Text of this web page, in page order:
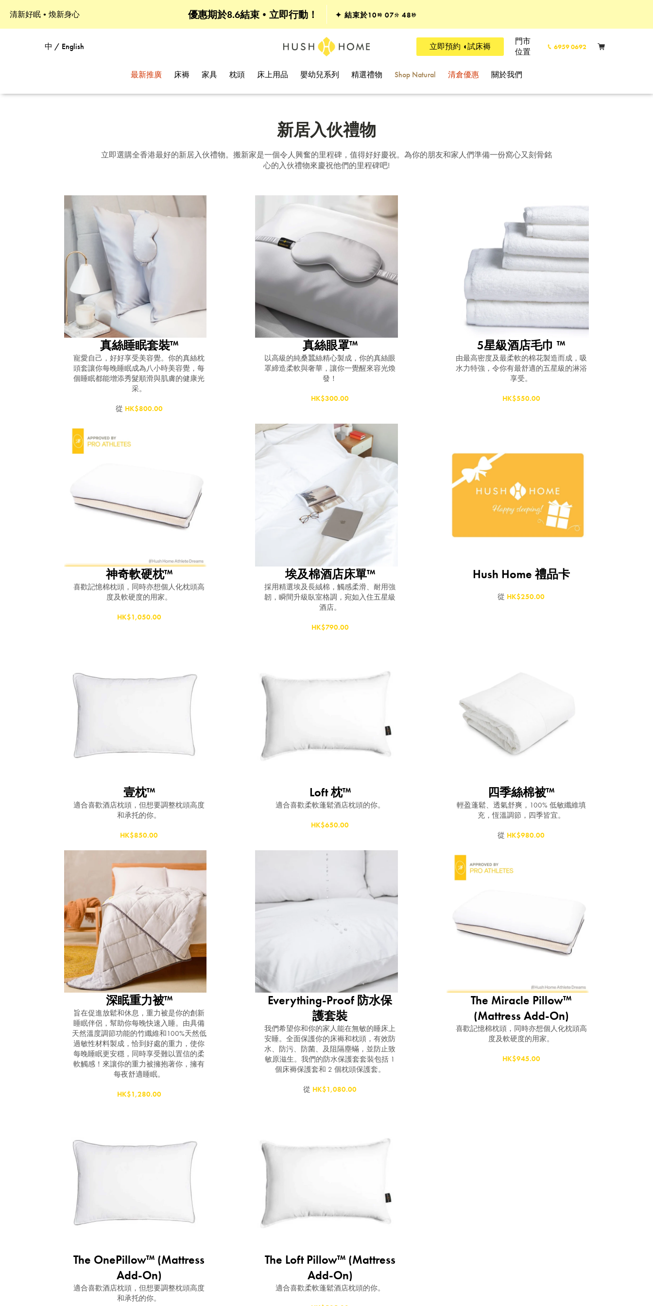
清新好眠•煥新身心
優惠期於8.6結束•立即行動！
床褥 & 床架•7折
✦ 結束於10 時 07分 47秒
中 / English 立即預約 ◖試床褥
門市
位置
6959 0692
最新推廣 床褥 家具 枕頭 床上用品 嬰幼兒系列 精選禮物 Shop Natural 清倉優惠 關於我們
新居入伙禮物
立即選購全香港最好的新居入伙禮物。搬新家是一個令人興奮的里程碑，值得好好慶祝。為你的朋友和家人們準備一份窩心又刻骨銘
心的入伙禮物來慶祝他們的里程碑吧!
真絲睡眠套裝™
寵愛自己，好好享受美容覺。你的真絲枕
頭套讓你每晚睡眠成為八小時美容覺，每
個睡眠都能增添秀髮順滑與肌膚的健康光
采。
從 HK$800.00
真絲眼罩™
以高級的純桑蠶絲精心製成，你的真絲眼
罩締造柔軟與奢華，讓你一覺醒來容光煥
發！
HK$300.00
5星級酒店毛巾 ™
由最高密度及最柔軟的棉花製造而成，吸
水力特強，令你有最舒適的五星級的淋浴
享受。
HK$550.00
神奇軟硬枕™
喜歡記憶棉枕頭，同時亦想個人化枕頭高
度及軟硬度的用家。
HK$1,050.00
埃及棉酒店床單™
採用精選埃及長絨棉，觸感柔滑、耐用強
韌，瞬間升級臥室格調，宛如入住五星級
酒店。
HK$790.00
Hush Home 禮品卡
從 HK$250.00
壹枕™
適合喜歡酒店枕頭，但想要調整枕頭高度
和承托的你。
HK$850.00
Loft 枕™
適合喜歡柔軟蓬鬆酒店枕頭的你。
HK$650.00
四季絲棉被™
輕盈蓬鬆、透氣舒爽，100% 低敏纖維填
充，恆溫調節，四季皆宜。
從 HK$980.00
深眠重力被™
旨在促進放鬆和休息，重力被是你的創新
睡眠伴侶，幫助你每晚快速入睡。由具備
天然溫度調節功能的竹纖維和100%天然低
過敏性材料製成，恰到好處的重力，使你
每晚睡眠更安穩，同時享受難以置信的柔
軟觸感！來讓你的重力被擁抱著你，擁有
每夜舒適睡眠。
HK$1,280.00
Everything-Proof 防水保
護套裝
我們希望你和你的家人能在無敏的睡床上
安睡。全面保護你的床褥和枕頭，有效防
水、防污、防菌、及阻隔塵蟎，並防止致
敏原滋生。我們的防水保護套套裝包括 1
個床褥保護套和 2 個枕頭保護套。
從 HK$1,080.00
The Miracle Pillow™
(Mattress Add-On)
喜歡記憶棉枕頭，同時亦想個人化枕頭高
度及軟硬度的用家。
HK$945.00
The OnePillow™ (Mattress
Add-On)
適合喜歡酒店枕頭，但想要調整枕頭高度
和承托的你。
The Loft Pillow™ (Mattress
Add-On)
適合喜歡柔軟蓬鬆酒店枕頭的你。
賞你床褥&床架$1000
優惠!